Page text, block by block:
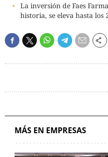
La inversión de Faes
historia, se eleva hasta los
MÁS EN EMPRESAS